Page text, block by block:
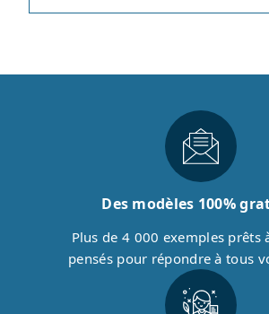
Des modèles 100%
Plus de 4 000 exemples prêts
pensés pour répondre à tous